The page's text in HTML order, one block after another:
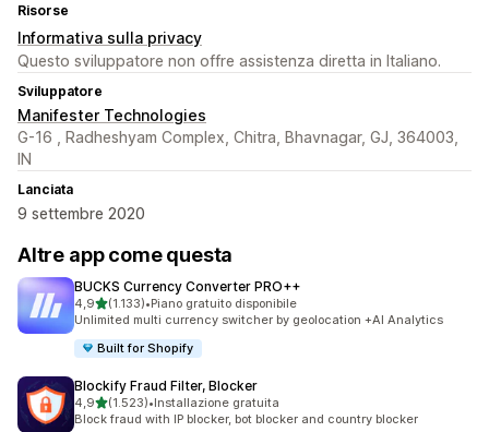
Risorse
Informativa sulla privacy
Questo sviluppatore non offre assistenza diretta in Italiano.
Sviluppatore
Manifester Technologies
G-16 , Radheshyam Complex, Chitra, Bhavnagar, GJ, 364003,
IN
Lanciata
9 settembre 2020
Altre app come questa
BUCKS Currency Converter PRO++
4,9stelle su 5
(1.133)
1133 recensioni totali
•Piano gratuito disponibile
Unlimited multi currency switcher by geolocation +AI Analytics
Built for Shopify
Blockify Fraud Filter, Blocker
4,9stelle su 5
(1.523)
1523 recensioni totali
•Installazione gratuita
Block fraud with IP blocker, bot blocker and country blocker